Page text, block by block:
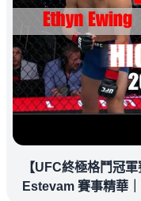
【UFC終極格鬥冠
Estevam 賽事精華